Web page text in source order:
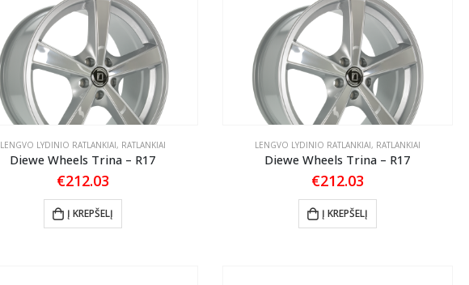
LENGVO LYDINIO RATLANKIAI, RATLANKIAI
Diewe Wheels Trina – R17
€212.03
Į KREPŠELĮ
LENGVO LYDINIO RATLANKIAI, RATLANKIAI
Diewe Wheels Trina – R17
€212.03
Į KREPŠELĮ